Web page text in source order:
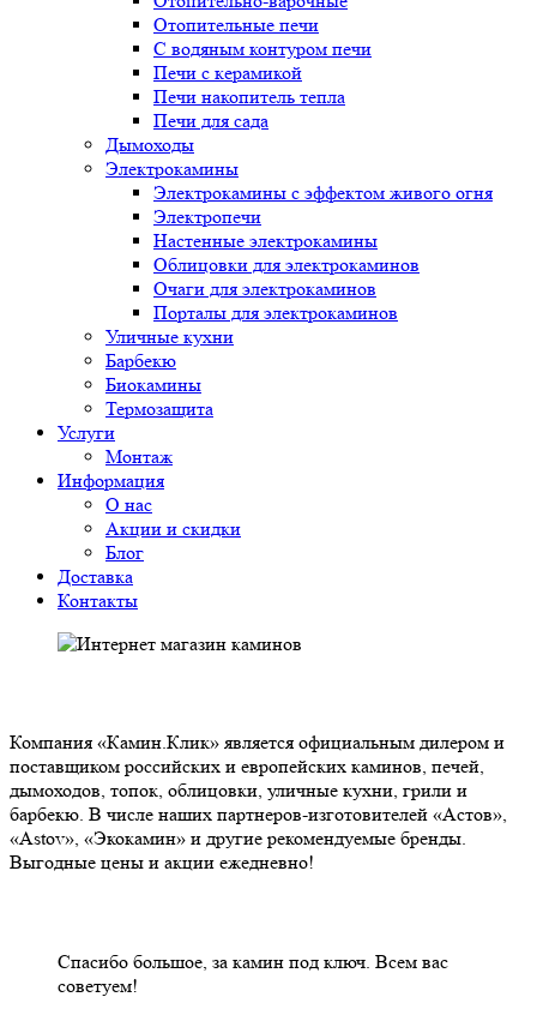
Отопительные печи
С водяным контуром печи
Печи с керамикой
Печи накопитель тепла
Печи для сада
Дымоходы
Электрокамины
Электрокамины с эффектом живого огня
Электропечи
Настенные электрокамины
Облицовки для электрокаминов
Очаги для электрокаминов
Порталы для электрокаминов
Уличные кухни
Барбекю
Биокамины
Термозащита
Услуги
Монтаж
Информация
О нас
Акции и скидки
Блог
Доставка
Контакты
Компания «Камин.Клик» является официальным дилером и
поставщиком российских и европейских каминов, печей,
дымоходов, топок, облицовки, уличные кухни, грили и
барбекю. В числе наших партнеров-изготовителей «Астов»,
«Astov», «Экокамин» и другие рекомендуемые бренды.
Выгодные цены и акции ежедневно!
Спасибо большое, за камин под ключ. Всем вас
советуем!